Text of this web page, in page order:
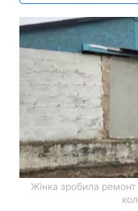
Жінка зробила ремонт